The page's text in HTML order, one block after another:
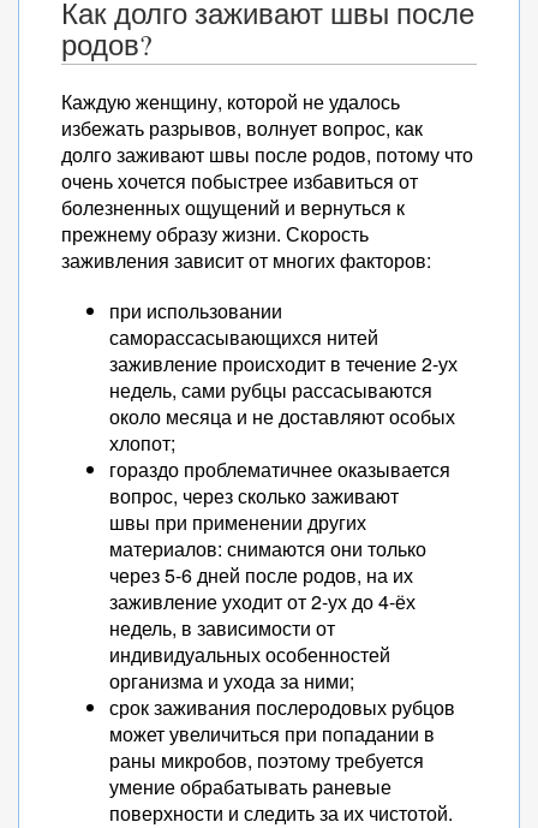
Как долго заживают швы после
родов?
Каждую женщину, которой не удалось
избежать разрывов, волнует вопрос, как
долго заживают швы после родов, потому что
очень хочется побыстрее избавиться от
болезненных ощущений и вернуться к
прежнему образу жизни. Скорость
заживления зависит от многих факторов:
при использовании
саморассасывающихся нитей
заживление происходит в течение 2-ух
недель, сами рубцы рассасываются
около месяца и не доставляют особых
хлопот;
гораздо проблематичнее оказывается
вопрос, через сколько заживают
швы при применении других
материалов: снимаются они только
через 5-6 дней после родов, на их
заживление уходит от 2-ух до 4-ёх
недель, в зависимости от
индивидуальных особенностей
организма и ухода за ними;
срок заживания послеродовых рубцов
может увеличиться при попадании в
раны микробов, поэтому требуется
умение обрабатывать раневые
поверхности и следить за их чистотой.